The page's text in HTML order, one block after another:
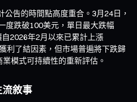
公告的時間點高度重合。3月24日，
度跌破100美元，單日最大跌幅
2026年2月以來已累計上漲
利了結因素，但市場普遍將下跌歸
業模式可持續性的重新評估。
敘事